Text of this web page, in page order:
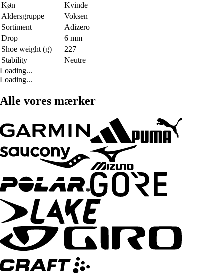
Køn
Kvinde
Aldersgruppe
Voksen
Sortiment
Adizero
Drop
6 mm
Shoe weight (g)
227
Stability
Neutre
Loading...
Loading...
Alle vores mærker